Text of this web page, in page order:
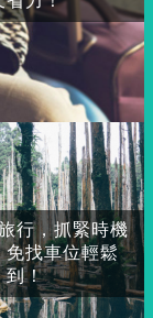
行，抓緊時機
免找車位輕鬆
到！